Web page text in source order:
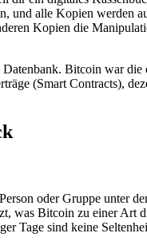
und alle Kopien werden
Kopien die
Bitcoin war die
(Smart Contracts),
oder Gruppe unter
was Bitcoin zu einer Art
Tage sind keine